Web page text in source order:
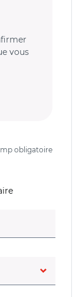
vous
obligatoire